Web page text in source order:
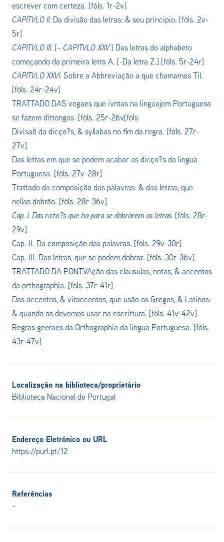
escrever com certeza. [fóls. 1r-2v]
CAPITVLO II. Da divisão das letras: & seu principio. [fóls. 2v-
5r]
CAPITVLO III. [– CAPITVLO XXV.] Das letras do alphabeto
começando da primeira letra A. [-Da letra Z.] [fóls. 5r-24r]
CAPITVLO XXVI. Sobre a Abbreviação a que chamamos Til.
[fóls. 24r-24v]
TRATTADO DAS vogaes que ivntas na linguajem Portuguesa
se fazem dittongos. [fóls. 25r-26v[fóls.
Divisaõ da dicço?s, & syllabas no fim da regra. [fóls. 27r-
27v]
Das letras em que se podem acabar as dicço?s da lingua
Portuguesa. [fóls. 27v-28r]
Trattado da composição das palavras: & das letras, que
nellas dobrão. [fóls. 28r-36v]
Cap. I. Das razo?s que ha para se dobrarem as letras. [fóls. 28r-
29v]
Cap. II. Da composição das palavras. [fóls. 29v-30r]
Cap. III. Das letras, que se podem dobrar. [fóls. 30r-36v]
TRATTADO DA PONTVAção das clausulas, notas, & accentos
da orthographia. [fóls. 37r-41r]
Dos accentos, & viraccentos, que usão os Gregos, & Latinos:
& quando os devemos usar na escrittura. [fóls. 41v-42v]
Regras geeraes da Orthographia da lingua Portuguesa. [fóls.
43r-47v]
Localização na biblioteca/proprietário
Biblioteca Nacional de Portugal
Endereço Eletrónico ou URL
https://purl.pt/12
Referências
-